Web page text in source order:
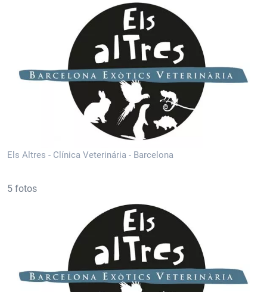
Els Altres - Clínica Veterinária - Barcelona
5 fotos